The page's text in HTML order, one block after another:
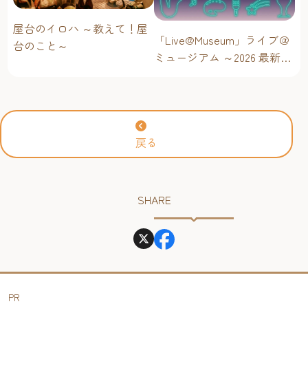
屋台のイロハ ～教えて！屋
台のこと～
「Live@Museum」ライブ＠
ミュージアム ～2026 最新イ
戻る
SHARE
PR